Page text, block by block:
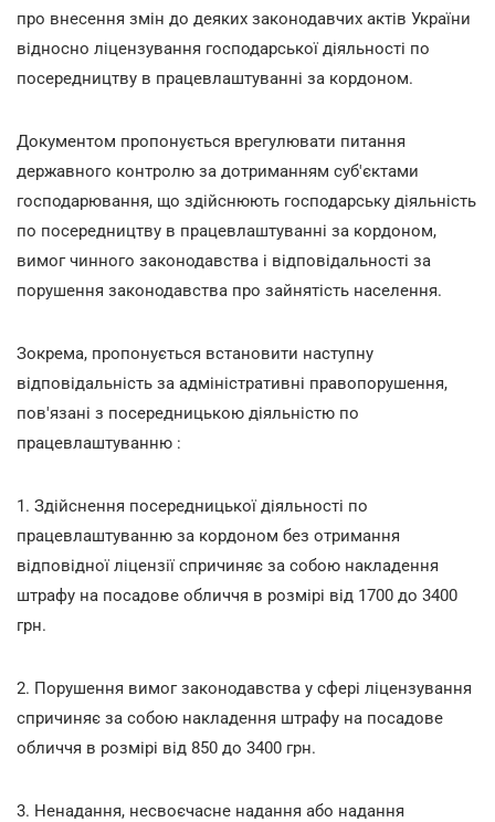
про внесення змін до деяких законодавчих актів України
відносно ліцензування господарської діяльності по
посередництву в працевлаштуванні за кордоном.
Документом пропонується врегулювати питання
державного контролю за дотриманням суб'єктами
господарювання, що здійснюють господарську діяльність
по посередництву в працевлаштуванні за кордоном,
вимог чинного законодавства і відповідальності за
порушення законодавства про зайнятість населення.
Зокрема, пропонується встановити наступну
відповідальність за адміністративні правопорушення,
пов'язані з посередницькою діяльністю по
працевлаштуванню :
1. Здійснення посередницької діяльності по
працевлаштуванню за кордоном без отримання
відповідної ліцензії спричиняє за собою накладення
штрафу на посадове обличчя в розмірі від 1700 до 3400
грн.
2. Порушення вимог законодавства у сфері ліцензування
спричиняє за собою накладення штрафу на посадове
обличчя в розмірі від 850 до 3400 грн.
3. Ненадання, несвоєчасне надання або надання